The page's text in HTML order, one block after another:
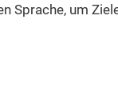
Sprache, um